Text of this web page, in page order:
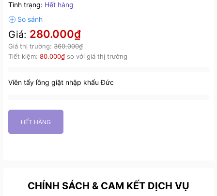
Tình trạng: Hết hàng
Giá: 280.000₫
Giá thị trường: 360.000₫
Tiết kiệm: 80.000₫ so với giá thị trường
Viên tẩy lồng giặt nhập khẩu Đức
HẾT HÀNG
CHÍNH SÁCH & CAM KẾT DỊCH VỤ